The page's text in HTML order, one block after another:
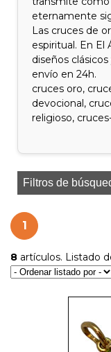
eternamente
Las cruces de
espiritual. En
diseños
envío en 24h.
cruces oro,
devocional,
religioso,
Filtros de
1
8 artículos. Listado